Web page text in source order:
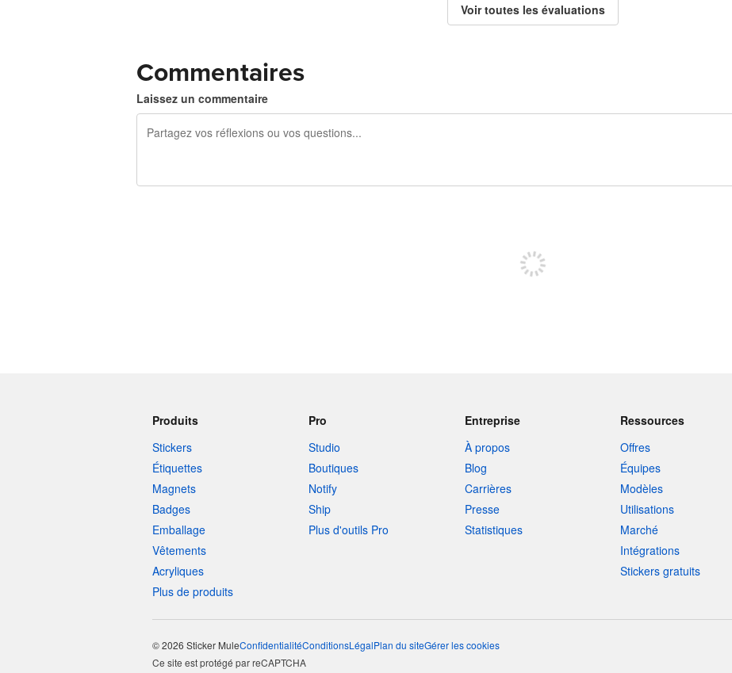
Voir toutes les évaluations
Commentaires
Laissez un commentaire
Produits
Stickers
Étiquettes
Magnets
Badges
Emballage
Vêtements
Acryliques
Plus de produits
Pro
Studio
Boutiques
Notify
Ship
Plus d'outils Pro
Entreprise
À propos
Blog
Carrières
Presse
Statistiques
Ressources
Offres
Équipes
Modèles
Utilisations
Marché
Intégrations
Stickers gratuits
© 2026 Sticker MuleConfidentialitéConditionsLégalPlan du siteGérer les cookies
Ce site est protégé par reCAPTCHA